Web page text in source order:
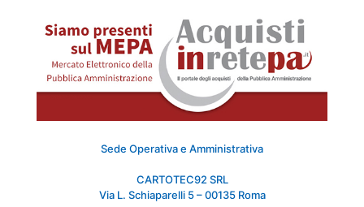
Sede Operativa e Amministrativa
CARTOTEC92 SRL
Via L. Schiaparelli 5 – 00135 Roma